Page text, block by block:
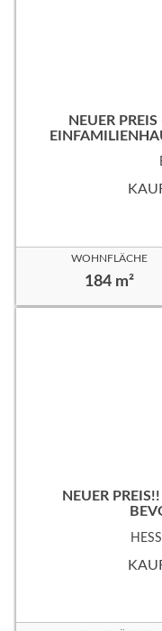
NEUER
WOHNFLÄCHE
184 m²
NEUER